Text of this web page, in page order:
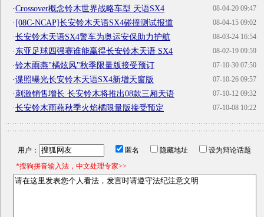
08-04-20 09:47
·Crossover概念铃木世界战略车型 天语SX4
08-04-15 09:02
·[08C-NCAP]长安铃木天语SX4碰撞测试报道
08-03-24 16:54
·长安铃木天语SX4警车为奥运安保助力护航
08-02-19 09:59
·东亚足球四强赛谁能赢得长安铃木天语 SX4
07-10-30 07:50
·铃木雨燕"橘炫风"秋季限量版接受预订
07-10-26 09:57
·谍照曝光长安铃木天语SX4新增天窗版
07-10-12 09:32
·刺激销售增长 长安铃木将推出08款三厢天语
07-10-08 10:22
·长安铃木雨燕秋季火焰橘限量版接受预定
用户： 匿名 隐藏地址
设为辩论话题
*搜狗拼音输入法，中文处理专家>>